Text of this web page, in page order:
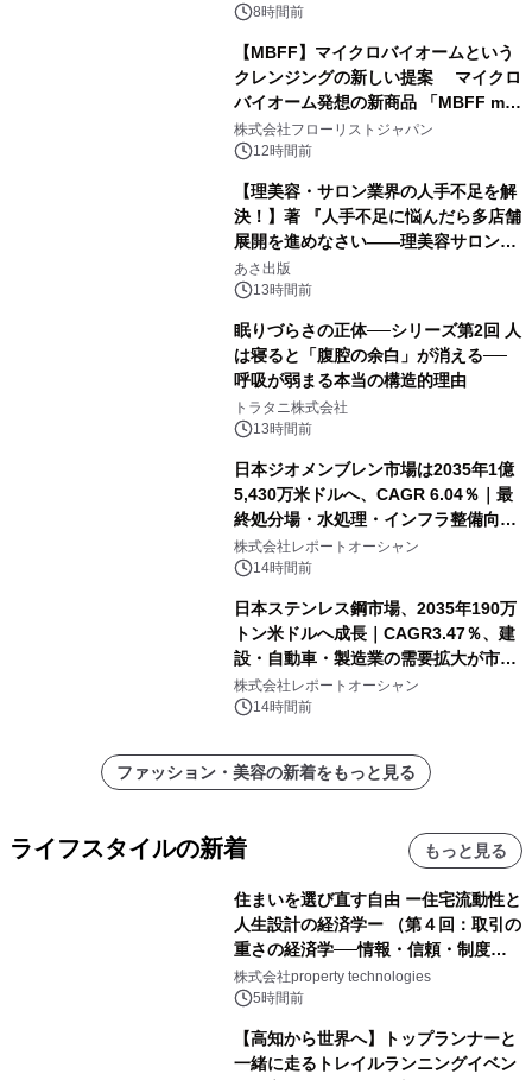
8時間前
【MBFF】マイクロバイオームという
クレンジングの新しい提案 マイクロ
バイオーム発想の新商品 「MBFF mb
クレンジングPRO」を2026年8月6日
発売
株式会社フローリストジャパン
12時間前
【理美容・サロン業界の人手不足を解
決！】著 『人手不足に悩んだら多店舗
展開を進めなさい――理美容サロン
「多店舗展開」の教科書』2026年8月
24日（月）発売
あさ出版
13時間前
眠りづらさの正体──シリーズ第2回 人
は寝ると「腹腔の余白」が消える──
呼吸が弱まる本当の構造的理由
トラタニ株式会社
13時間前
日本ジオメンブレン市場は2035年1億
5,430万米ドルへ、CAGR 6.04％｜最
終処分場・水処理・インフラ整備向け
需要拡大
株式会社レポートオーシャン
14時間前
日本ステンレス鋼市場、2035年190万
トン米ドルへ成長｜CAGR3.47％、建
設・自動車・製造業の需要拡大が市場
を牽引
株式会社レポートオーシャン
14時間前
ファッション・美容の新着をもっと見る
ライフスタイルの新着 もっと見る
住まいを選び直す自由 ー住宅流動性と
人生設計の経済学ー （第４回：取引の
重さの経済学──情報・信頼・制度を
PropTechはどう組み替えるか）｜
PropTech-Lab
株式会社property technologies
5時間前
【高知から世界へ】トップランナーと
一緒に走るトレイルランニングイベン